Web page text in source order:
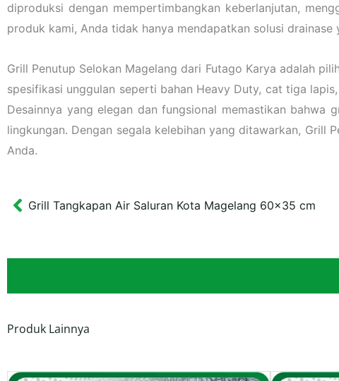
diproduksi dengan mempertimbangkan keberlanjutan,
produk kami, Anda tidak hanya mendapatkan solusi
Grill Penutup Selokan Magelang dari Futago Karya adalah
spesifikasi unggulan seperti bahan Heavy Duty, cat tiga
Desainnya yang elegan dan fungsional memastikan
lingkungan. Dengan segala kelebihan yang ditawarkan, Grill
Anda.
Prev
Grill Tangkapan Air Saluran Kota Magelang 60×35 cm
Produk Lainnya